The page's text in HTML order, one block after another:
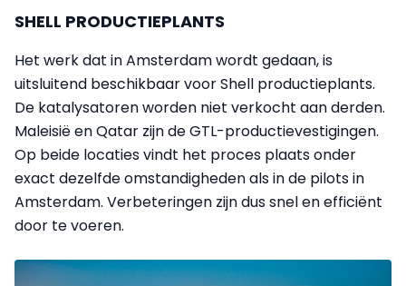
SHELL PRODUCTIEPLANTS
Het werk dat in Amsterdam wordt gedaan, is
uitsluitend beschikbaar voor Shell productieplants.
De katalysatoren worden niet verkocht aan derden.
Maleisië en Qatar zijn de GTL-productievestigingen.
Op beide locaties vindt het proces plaats onder
exact dezelfde omstandigheden als in de pilots in
Amsterdam. Verbeteringen zijn dus snel en efficiënt
door te voeren.